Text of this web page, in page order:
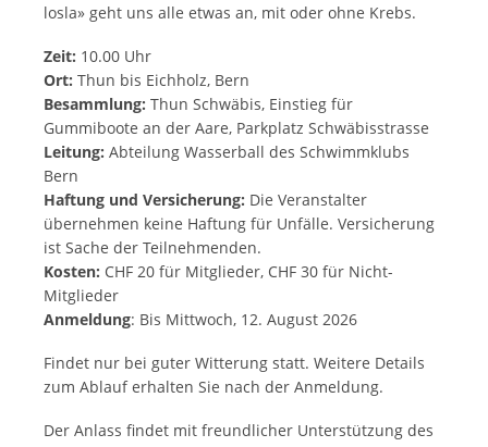
losla» geht uns alle etwas an, mit oder ohne Krebs.
Zeit: 10.00 Uhr
Ort: Thun bis Eichholz, Bern
Besammlung: Thun Schwäbis, Einstieg für
Gummiboote an der Aare, Parkplatz Schwäbisstrasse
Leitung: Abteilung Wasserball des Schwimmklubs
Bern
Haftung und Versicherung: Die Veranstalter
übernehmen keine Haftung für Unfälle. Versicherung
ist Sache der Teilnehmenden.
Kosten: CHF 20 für Mitglieder, CHF 30 für Nicht-
Mitglieder
Anmeldung: Bis Mittwoch, 12. August 2026
Findet nur bei guter Witterung statt. Weitere Details
zum Ablauf erhalten Sie nach der Anmeldung.
Der Anlass findet mit freundlicher Unterstützung des